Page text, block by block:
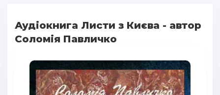
Аудіокнига Листи з Києва - автор
Соломія Павличко